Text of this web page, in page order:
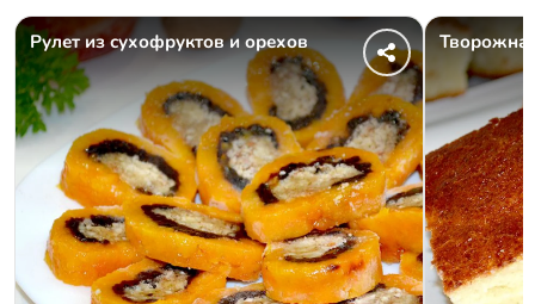
Рулет из сухофруктов и орехов